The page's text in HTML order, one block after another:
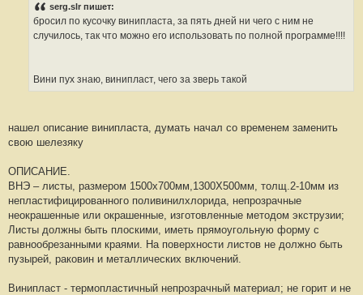
serg.slr пишет:
бросил по кусочку винипласта, за пять дней ни чего с ним не
случилось, так что можно его использовать по полной программе!!!!
Вини пух знаю, винипласт, чего за зверь такой
нашел описание винипласта, думать начал со временем заменить
свою шелезяку
ОПИСАНИЕ.
ВНЭ – листы, размером 1500х700мм,1300Х500мм, толщ.2-10мм из
непластифицированного поливинилхлорида, непрозрачные
неокрашенные или окрашенные, изготовленные методом экструзии;
Листы должны быть плоскими, иметь прямоугольную форму с
равнообрезанными краями. На поверхности листов не должно быть
пузырей, раковин и металлических включений.
Винипласт - термопластичный непрозрачный материал; не горит и не